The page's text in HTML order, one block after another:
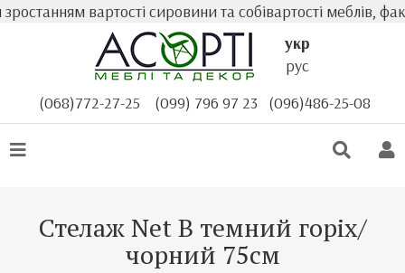
вартості сировини та собівартості меблів,
укр
рус
(068)772-27-25
(099) 796 97 23 (096)486-25-08
Стелаж Net B темний горіх/
чорний 75см